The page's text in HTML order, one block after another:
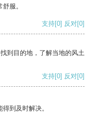
服。
支持[0] 反对[0]
到目的地，了解当地的风土
支持[0] 反对[0]
到及时解决。